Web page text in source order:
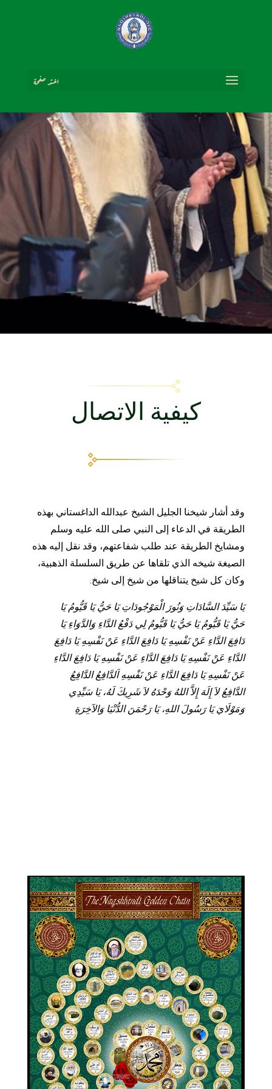
اختر صفحة
كيفية الاتصال
وقد أشار شيخنا الجليل الشيخ عبدالله الداغستاني بهذه
الطريقة في الدعاء إلى النبي صلى الله عليه وسلم
ومشايخ الطريقة عند طلب شفاعتهم، وقد نقل إليه هذه
الصيغة شيخه الذي تلقاها عن طريق السلسلة الذهبية،
وكان كل شيخ يتناقلها من شيخ إلى شيخ.
يَا سَيِّدَ السَّادَاتِ وَنُورَ الْمَوْجُودَاتِ يَا حَيُّ يَا قَيُّومُ يَا
حَيُّ يَا قَيُّومُ يَا حَيُّ يَا قَيُّومُ لِي دَفْعُ الدَّاءِ وَالدَّوَاءِ يَا
دَافِعَ الدَّاءِ عَنْ نَفْسِهِ يَا دَافِعَ الدَّاءِ عَنْ نَفْسِهِ يَا دَافِعَ
الدَّاءِ عَنْ نَفْسِهِ يَا دَافِعَ الدَّاءِ عَنْ نَفْسِهِ يَا دَافِعَ الدَّاءِ
عَنْ نَفْسِهِ يَا دَافِعَ الدَّاءِ عَنْ نَفْسِهِ اَلدَّافِعُ الدَّافِعُ
الدَّافِعُ لاَ إِلَهَ إِلاَّ اللهُ وَحْدَهُ لاَ شَرِيكَ لَهُ، يَا سَيِّدِي
وَمَوْلَايَ يَا رَسُولَ اللهِ، يَا رَحْمَنَ الدُّنْيَا وَالآخِرَةِ